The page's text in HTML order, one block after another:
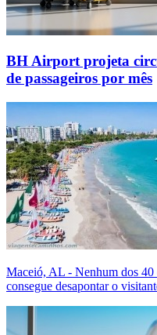
BH Airport projeta
de passageiros por mês
Maceió, AL - Nenhum dos 40
consegue desapontar o